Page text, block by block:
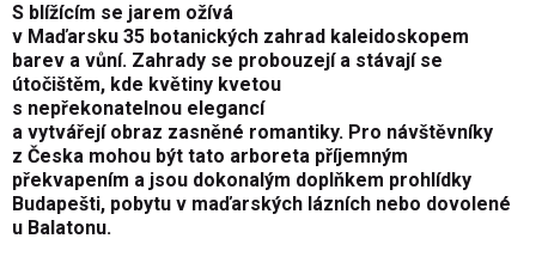
S blížícím se jarem ožívá
v Maďarsku 35 botanických zahrad kaleidoskopem
barev a vůní. Zahrady se probouzejí a stávají se
útočištěm, kde květiny kvetou
s nepřekonatelnou elegancí
a vytvářejí obraz zasněné romantiky. Pro návštěvníky
z Česka mohou být tato arboreta příjemným
překvapením a jsou dokonalým doplňkem prohlídky
Budapešti, pobytu v maďarských lázních nebo dovolené
u Balatonu.